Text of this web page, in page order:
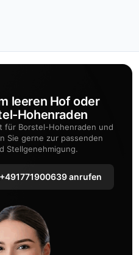
leeren Hof oder
Hohenraden
für Borstel-Hohenraden und
Sie gerne zur passenden
Stellgenehmigung.
+491771900639 anrufen